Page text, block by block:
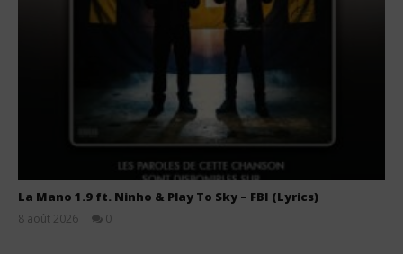
La Mano 1.9 ft. Ninho & Play To Sky – FBI (Lyrics)
8 août 2026
0